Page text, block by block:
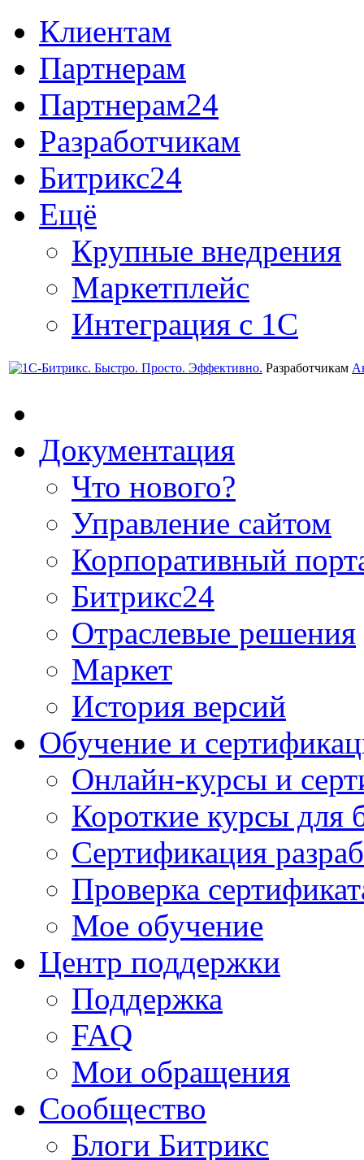
Клиентам
Партнерам
Партнерам24
Разработчикам
Битрикс24
Ещё
Крупные внедрения
Маркетплейс
Интеграция с 1С
Разработчикам
Документация
Что нового?
Управление сайтом
Корпоративный
Битрикс24
Отраслевые решения
Маркет
История версий
Обучение и
Онлайн-курсы и
Короткие курсы для
Сертификация
Проверка
Мое обучение
Центр поддержки
Поддержка
FAQ
Мои обращения
Сообщество
Блоги Битрикс